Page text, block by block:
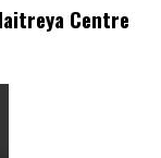
Centre